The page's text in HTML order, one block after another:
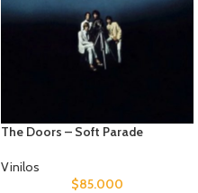
The Doors – Soft Parade
Vinilos
$85.000